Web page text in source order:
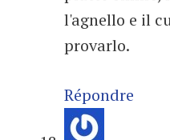
l'agnello e il
provarlo.
Répondre